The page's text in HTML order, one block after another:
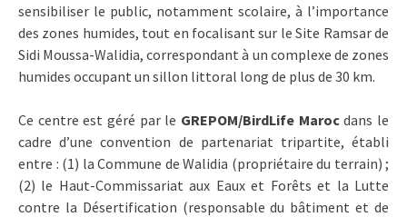
sensibiliser le public, notamment scolaire, à l’importance
des zones humides, tout en focalisant sur le Site Ramsar de
Sidi Moussa-Walidia, correspondant à un complexe de zones
humides occupant un sillon littoral long de plus de 30 km.
Ce centre est géré par le GREPOM/BirdLife Marocdans le
cadre d’une convention de partenariat tripartite, établi
entre : (1) la Commune de Walidia (propriétaire du terrain) ;
(2) le Haut-Commissariat aux Eaux et Forêts et la Lutte
contre la Désertification (responsable du bâtiment et de